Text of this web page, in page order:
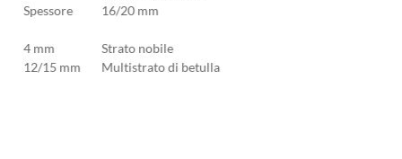
Spessore
16/20 mm
4 mm
Strato nobile
12/15 mm
Multistrato di betulla